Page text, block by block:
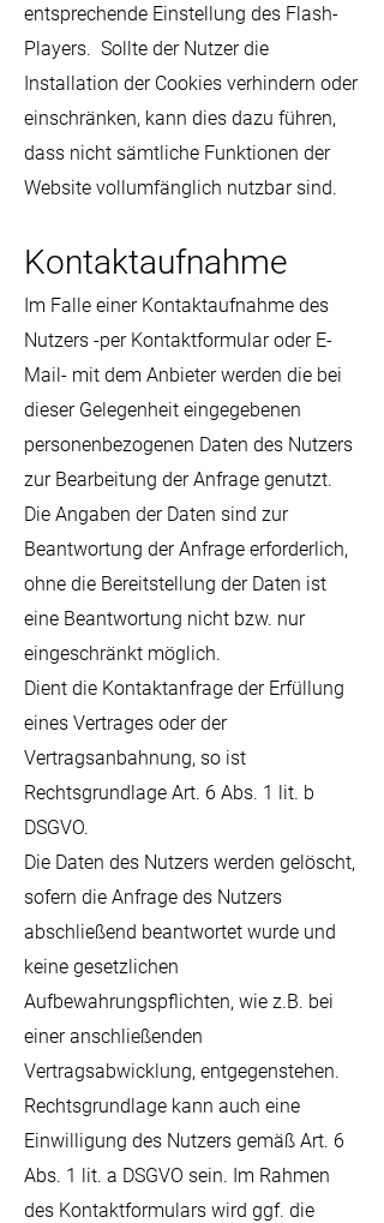
entsprechende Einstellung des Flash-
Players. Sollte der Nutzer die
Installation der Cookies verhindern oder
einschränken, kann dies dazu führen,
dass nicht sämtliche Funktionen der
Website vollumfänglich nutzbar sind.
Kontaktaufnahme
Im Falle einer Kontaktaufnahme des
Nutzers -per Kontaktformular oder E-
Mail- mit dem Anbieter werden die bei
dieser Gelegenheit eingegebenen
personenbezogenen Daten des Nutzers
zur Bearbeitung der Anfrage genutzt.
Die Angaben der Daten sind zur
Beantwortung der Anfrage erforderlich,
ohne die Bereitstellung der Daten ist
eine Beantwortung nicht bzw. nur
eingeschränkt möglich.
Dient die Kontaktanfrage der Erfüllung
eines Vertrages oder der
Vertragsanbahnung, so ist
Rechtsgrundlage Art. 6 Abs. 1 lit. b
DSGVO.
Die Daten des Nutzers werden gelöscht,
sofern die Anfrage des Nutzers
abschließend beantwortet wurde und
keine gesetzlichen
Aufbewahrungspflichten, wie z.B. bei
einer anschließenden
Vertragsabwicklung, entgegenstehen.
Rechtsgrundlage kann auch eine
Einwilligung des Nutzers gemäß Art. 6
Abs. 1 lit. a DSGVO sein. Im Rahmen
des Kontaktformulars wird ggf. die